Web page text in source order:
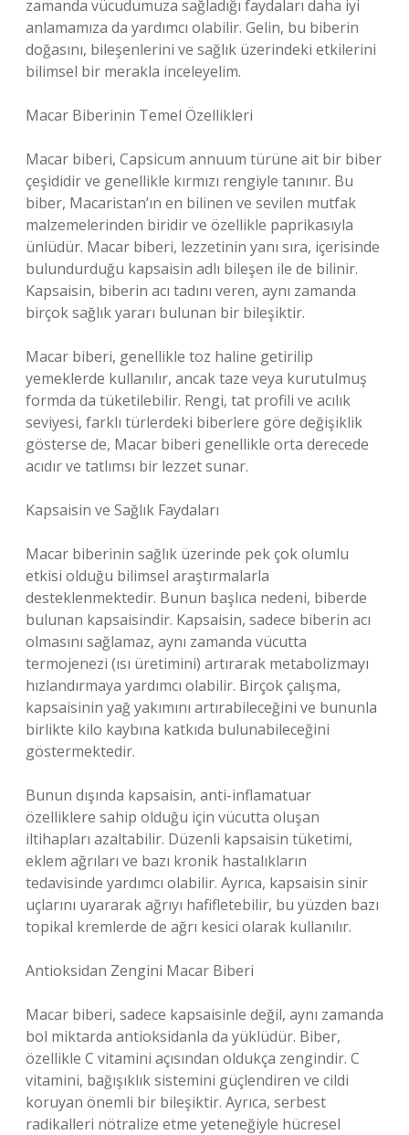
zamanda vücudumuza sağladığı faydaları daha iyi
anlamamıza da yardımcı olabilir. Gelin, bu biberin
doğasını, bileşenlerini ve sağlık üzerindeki etkilerini
bilimsel bir merakla inceleyelim.
Macar Biberinin Temel Özellikleri
Macar biberi, Capsicum annuum türüne ait bir biber
çeşididir ve genellikle kırmızı rengiyle tanınır. Bu
biber, Macaristan’ın en bilinen ve sevilen mutfak
malzemelerinden biridir ve özellikle paprikasıyla
ünlüdür. Macar biberi, lezzetinin yanı sıra, içerisinde
bulundurduğu kapsaisin adlı bileşen ile de bilinir.
Kapsaisin, biberin acı tadını veren, aynı zamanda
birçok sağlık yararı bulunan bir bileşiktir.
Macar biberi, genellikle toz haline getirilip
yemeklerde kullanılır, ancak taze veya kurutulmuş
formda da tüketilebilir. Rengi, tat profili ve acılık
seviyesi, farklı türlerdeki biberlere göre değişiklik
gösterse de, Macar biberi genellikle orta derecede
acıdır ve tatlımsı bir lezzet sunar.
Kapsaisin ve Sağlık Faydaları
Macar biberinin sağlık üzerinde pek çok olumlu
etkisi olduğu bilimsel araştırmalarla
desteklenmektedir. Bunun başlıca nedeni, biberde
bulunan kapsaisindir. Kapsaisin, sadece biberin acı
olmasını sağlamaz, aynı zamanda vücutta
termojenezi (ısı üretimini) artırarak metabolizmayı
hızlandırmaya yardımcı olabilir. Birçok çalışma,
kapsaisinin yağ yakımını artırabileceğini ve bununla
birlikte kilo kaybına katkıda bulunabileceğini
göstermektedir.
Bunun dışında kapsaisin, anti-inflamatuar
özelliklere sahip olduğu için vücutta oluşan
iltihapları azaltabilir. Düzenli kapsaisin tüketimi,
eklem ağrıları ve bazı kronik hastalıkların
tedavisinde yardımcı olabilir. Ayrıca, kapsaisin sinir
uçlarını uyararak ağrıyı hafifletebilir, bu yüzden bazı
topikal kremlerde de ağrı kesici olarak kullanılır.
Antioksidan Zengini Macar Biberi
Macar biberi, sadece kapsaisinle değil, aynı zamanda
bol miktarda antioksidanla da yüklüdür. Biber,
özellikle C vitamini açısından oldukça zengindir. C
vitamini, bağışıklık sistemini güçlendiren ve cildi
koruyan önemli bir bileşiktir. Ayrıca, serbest
radikalleri nötralize etme yeteneğiyle hücresel